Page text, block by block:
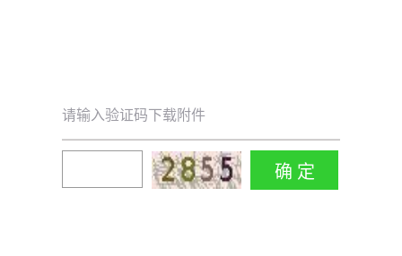
请输入验证码下载附件